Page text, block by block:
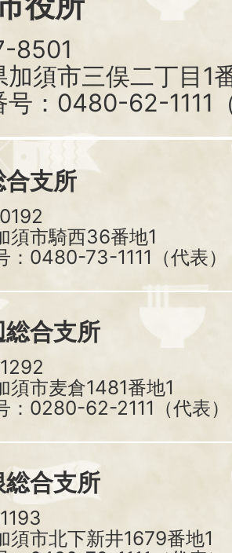
8501
加須市三俣二丁目1
号：0480-62-1111
支所
須市騎西36番地1
：0480-73-1111（代表）
合支所
須市麦倉1481番地1
：0280-62-2111（代表）
総合支所
須市北下新井1679番地1